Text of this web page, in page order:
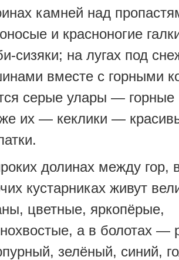
камней над
и красноногие
сизяки; на лугах под
вместе с горными
серые улары — горные
их — кеклики —
долинах между гор,
кустарниках живут
цветные, яркопёрые,
а в болотах —
зелёный, синий,